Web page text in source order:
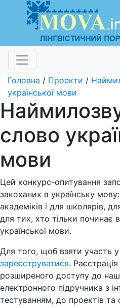
Головна / Проекти /
української мови
слово
мови
Цей конкурс-опитування
закоханих в українську мову:
академіків і для школярів,
для тих, хто тільки починає
української мови.
Для того, щоб взяти участь
зареєструватися.
розширеного доступу до
електронного підручника з
тестуванням, до проектів та